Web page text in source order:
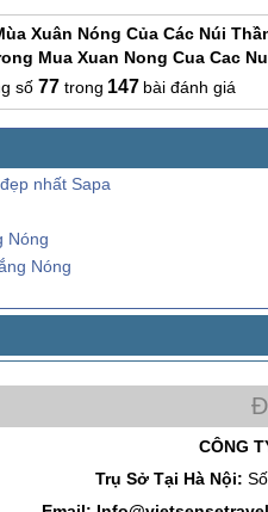
Xuân Nóng Của Các Núi
Mua Xuan Nong Cua Cac
77 147 bài đánh giá
nhất Sapa
Nóng
Nóng
CÔNG
Trụ Sở Tại Hà Nội: